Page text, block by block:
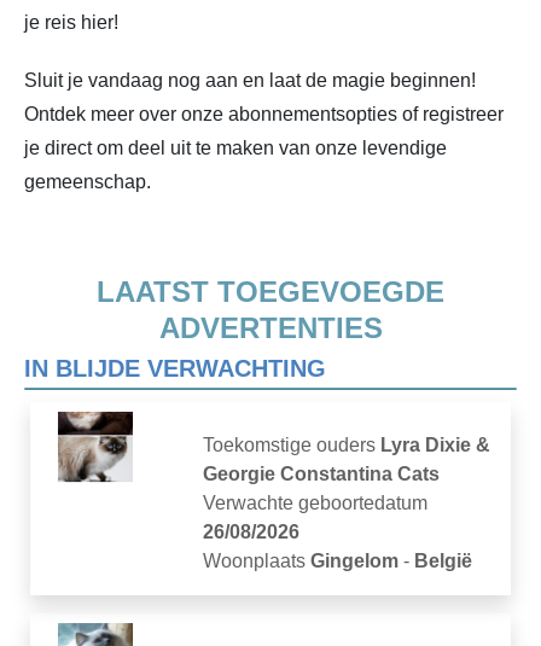
je reis hier!
Sluit je vandaag nog aan en laat de magie beginnen!
Ontdek meer over onze abonnementsopties of registreer
je direct om deel uit te maken van onze levendige
gemeenschap.
LAATST TOEGEVOEGDE
ADVERTENTIES
IN BLIJDE VERWACHTING
Toekomstige ouders Lyra Dixie &
Georgie Constantina Cats
Verwachte geboortedatum
26/08/2026
Woonplaats Gingelom- België